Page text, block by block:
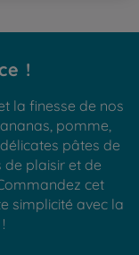
!
la finesse de nos
pomme,
pâtes de
plaisir et de
cet
simplicité avec la